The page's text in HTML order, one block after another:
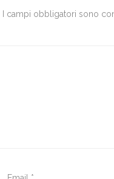
I campi obbligatori sono